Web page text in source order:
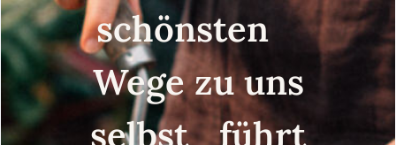
schönsten
Wege zu uns
selbst führt